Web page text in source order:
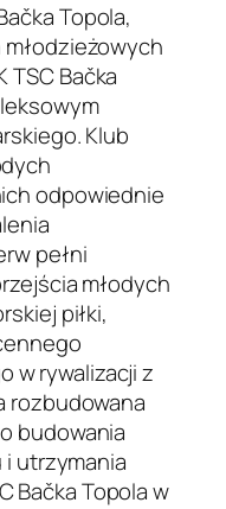
Topola,
TSC Bačka
Klub
odpowiednie
pełni
młodych
piłki,
w rywalizacji z
rozbudowana
budowania
utrzymania
Bačka Topola w